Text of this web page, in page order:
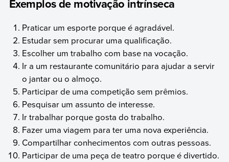
Exemplos de motivação intrínseca
Praticar um esporte porque é agradável.
Estudar sem procurar uma qualificação.
Escolher um trabalho com base na vocação.
Ir a um restaurante comunitário para ajudar a servir
o jantar ou o almoço.
Participar de uma competição sem prêmios.
Pesquisar um assunto de interesse.
Ir trabalhar porque gosta do trabalho.
Fazer uma viagem para ter uma nova experiência.
Compartilhar conhecimentos com outras pessoas.
Participar de uma peça de teatro porque é divertido.